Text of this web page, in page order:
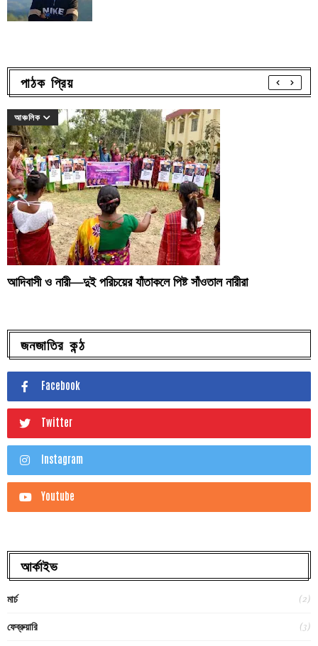
পাঠক প্রিয়
আঞ্চলিক
আদিবাসী ও নারী—দুই পরিচয়ের যাঁতাকলে পিষ্ট সাঁওতাল নারীরা
জনজাতির কন্ঠ
Facebook
Twitter
Instagram
Youtube
আর্কাইভ
মার্চ (2)
ফেব্রুয়ারি (3)